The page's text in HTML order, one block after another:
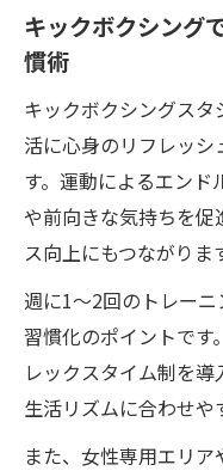
キックボクシング
慣術
キックボクシングス
活に心身のリフレッ
す。運動によるエン
や前向きな気持ちを
ス向上にもつながりま
週に1〜2回のトレーニ
習慣化のポイントです
レックスタイム制を
生活リズムに合わせや
また、女性専用エリ